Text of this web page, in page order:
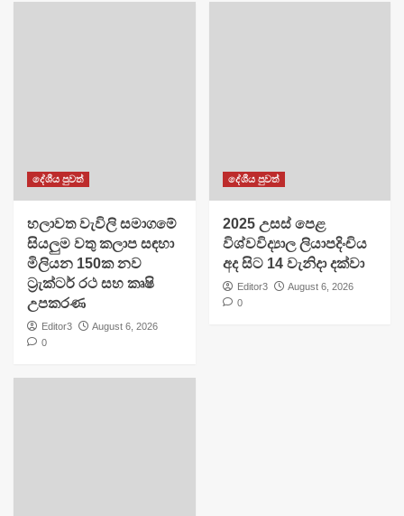
දේශීය පුවත්
හලාවත වැවිලි සමාගමේ
සියලුම වතු කලාප සඳහා
මිලියන 150ක නව
ට්‍රැක්ටර් රථ සහ කෘෂි
උපකරණ
Editor3
August 6, 2026
0
දේශීය පුවත්
​2025 උසස් පෙළ
විශ්වවිද්‍යාල ලියාපදිංචිය
අද සිට 14 වැනිදා දක්වා
Editor3
August 6, 2026
0